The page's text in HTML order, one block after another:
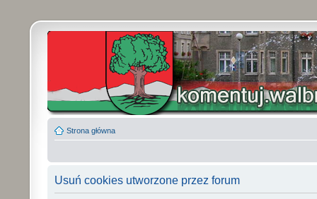
Strona główna
Usuń cookies utworzone przez forum